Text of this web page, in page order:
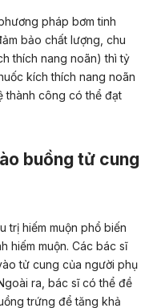
pháp bơm tinh
bảo chất lượng, chu
thích nang noãn) thì tỷ
kích thích nang noãn
thành công có thể đạt
buồng tử cung
trị hiếm muộn phổ biến
hiếm muộn. Các bác sĩ
tử cung của người phụ
ra, bác sĩ có thể đề
trứng để tăng khả